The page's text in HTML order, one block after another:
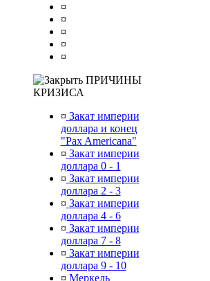
¤
¤
¤
¤
¤
ПРИЧИНЫ
КРИЗИСА
¤ Закат империи
доллара и конец
"Pax Americana"
¤ Закат империи
доллара 0 - 1
¤ Закат империи
доллара 2 - 3
¤ Закат империи
доллара 4 - 6
¤ Закат империи
доллара 7 - 8
¤ Закат империи
доллара 9 - 10
¤ Меркель